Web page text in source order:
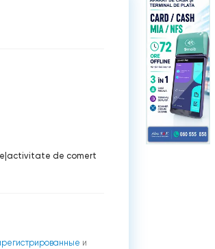
activitate de comert
и